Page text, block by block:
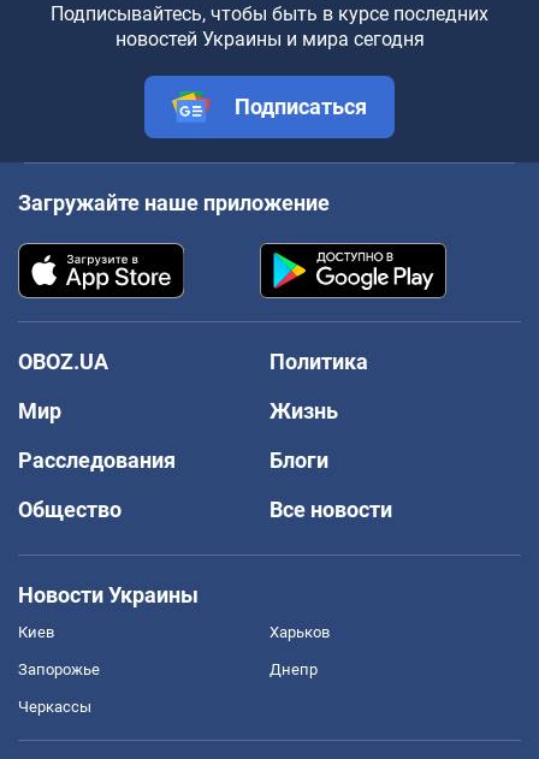
Подписывайтесь, чтобы быть в курсе последних
новостей Украины и мира сегодня
Подписаться
Загружайте наше приложение
OBOZ.UA
Политика
Мир
Жизнь
Расследования
Блоги
Общество
Все новости
Новости Украины
Киев Харьков
Запорожье Днепр
Черкассы